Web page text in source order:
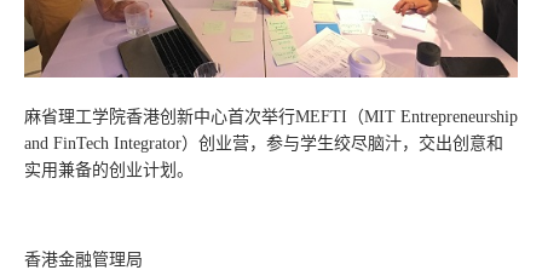
麻省理工学院香港创新中心首次举行MEFTI（MIT Entrepreneurship
and FinTech Integrator）创业营，参与学生绞尽脑汁，交出创意和
实用兼备的创业计划。
香港金融管理局